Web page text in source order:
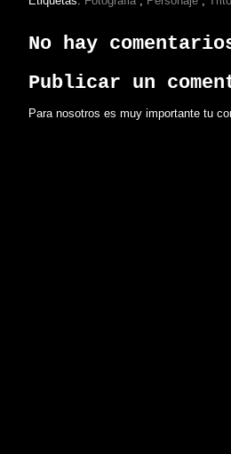
No hay
Publicar un
Para nosotros es muy importante tu